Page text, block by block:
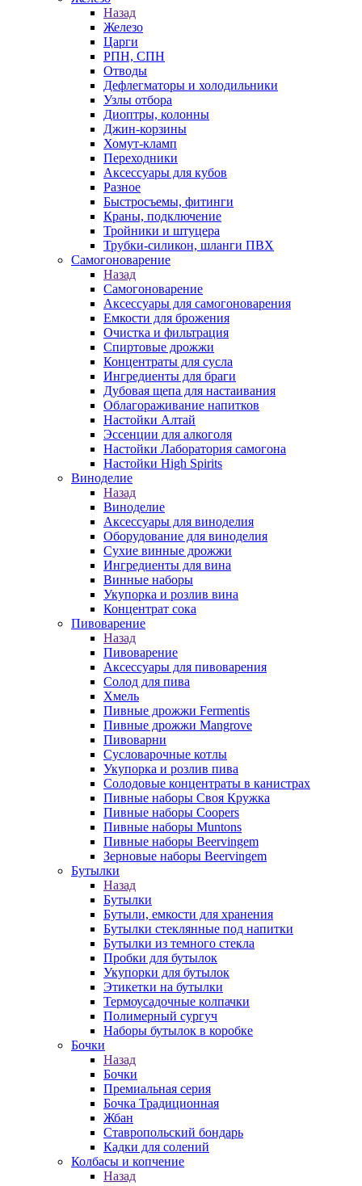
Назад
Железо
Царги
РПН, СПН
Отводы
Дефлегматоры и холодильники
Узлы отбора
Диоптры, колонны
Джин-корзины
Хомут-кламп
Переходники
Аксессуары для кубов
Разное
Быстросъемы, фитинги
Краны, подключение
Тройники и штуцера
Трубки-силикон, шланги ПВХ
Самогоноварение
Назад
Самогоноварение
Аксессуары для самогоноварения
Емкости для брожения
Очистка и фильтрация
Спиртовые дрожжи
Концентраты для сусла
Ингредиенты для браги
Дубовая щепа для настаивания
Облагораживание напитков
Настойки Алтай
Эссенции для алкоголя
Настойки Лаборатория самогона
Настойки High Spirits
Виноделие
Назад
Виноделие
Аксессуары для виноделия
Оборудование для виноделия
Сухие винные дрожжи
Ингредиенты для вина
Винные наборы
Укупорка и розлив вина
Концентрат сока
Пивоварение
Назад
Пивоварение
Аксессуары для пивоварения
Солод для пива
Хмель
Пивные дрожжи Fermentis
Пивные дрожжи Mangrove
Пивоварни
Сусловарочные котлы
Укупорка и розлив пива
Солодовые концентраты в канистрах
Пивные наборы Своя Кружка
Пивные наборы Coopers
Пивные наборы Muntons
Пивные наборы Beervingem
Зерновые наборы Beervingem
Бутылки
Назад
Бутылки
Бутыли, емкости для хранения
Бутылки стеклянные под напитки
Бутылки из темного стекла
Пробки для бутылок
Укупорки для бутылок
Этикетки на бутылки
Термоусадочные колпачки
Полимерный сургуч
Наборы бутылок в коробке
Бочки
Назад
Бочки
Премиальная серия
Бочка Традиционная
Жбан
Ставропольский бондарь
Кадки для солений
Колбасы и копчение
Назад